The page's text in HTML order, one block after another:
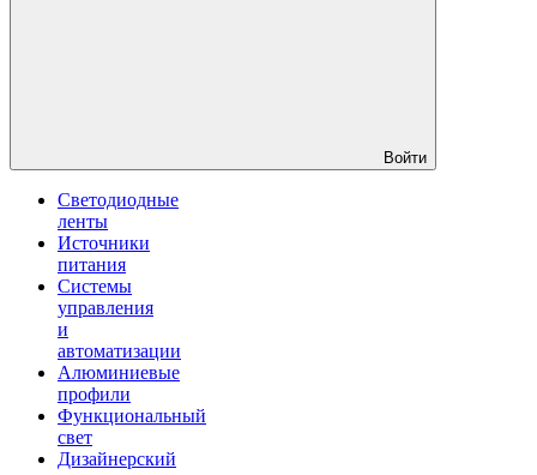
Войти
Светодиодные
ленты
Источники
питания
Системы
управления
и
автоматизации
Алюминиевые
профили
Функциональный
свет
Дизайнерский